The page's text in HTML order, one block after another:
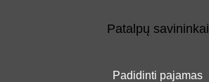
Patalpų savininkai
Padidinti pajamas